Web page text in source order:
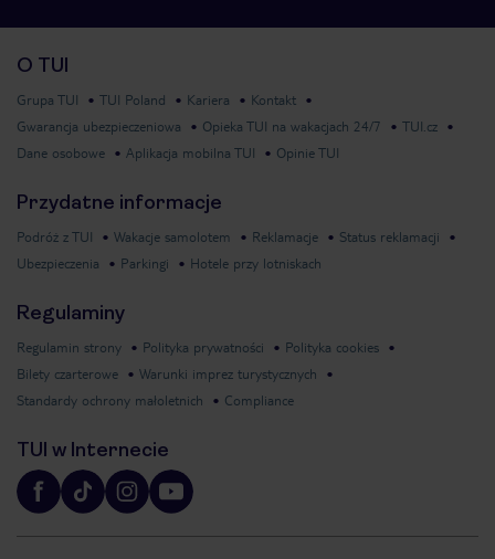
O TUI
Grupa TUI TUI Poland Kariera
Kontakt
Gwarancja ubezpieczeniowa
Opieka TUI na wakacjach 24/7
TUI.cz
Dane osobowe
Aplikacja mobilna TUI Opinie TUI
Przydatne informacje
Podróż z TUI Wakacje samolotem Reklamacje
Status reklamacji
Ubezpieczenia
Parkingi Hotele przy lotniskach
Regulaminy
Regulamin strony Polityka prywatności
Polityka cookies
Bilety czarterowe
Warunki imprez turystycznych
Standardy ochrony małoletnich
Compliance
TUI w Internecie